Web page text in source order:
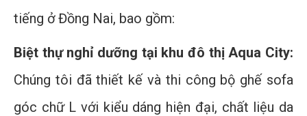
tiếng ở Đồng Nai, bao gồm:
Biệt thự nghỉ dưỡng tại khu đô thị Aqua City:
Chúng tôi đã thiết kế và thi công bộ ghế sofa
góc chữ L với kiểu dáng hiện đại, chất liệu da